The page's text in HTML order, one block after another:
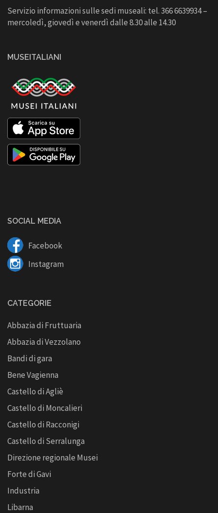
Servizio informazioni sulle sedi museali: tel. 366 6639934 –
mercoledì, giovedì e venerdì dalle 8.30 alle 14.30
MUSEITALIANI
SOCIAL MEDIA
Facebook
Instagram
CATEGORIE
Abbazia di Fruttuaria
Abbazia di Vezzolano
Bandi di gara
Bene Vagienna
Castello di Agliè
Castello di Moncalieri
Castello di Racconigi
Castello di Serralunga
Direzione regionale Musei
Forte di Gavi
Industria
Libarna